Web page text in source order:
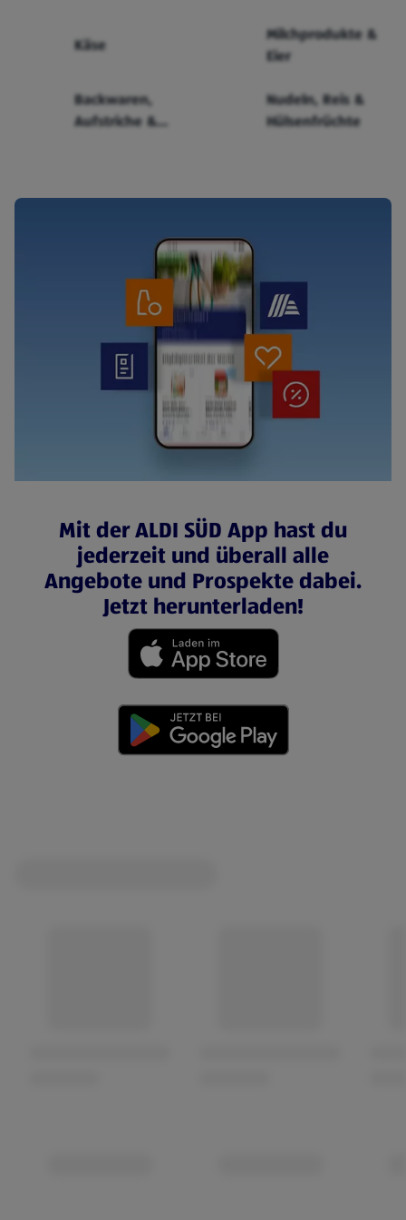
Käse
Milchprodukte &
Eier
Backwaren,
Aufstriche &
Nudeln, Reis &
Hülsenfrüchte
Mit der ALDI SÜD App hast du
jederzeit und überall alle
Angebote und Prospekte dabei.
Jetzt herunterladen!